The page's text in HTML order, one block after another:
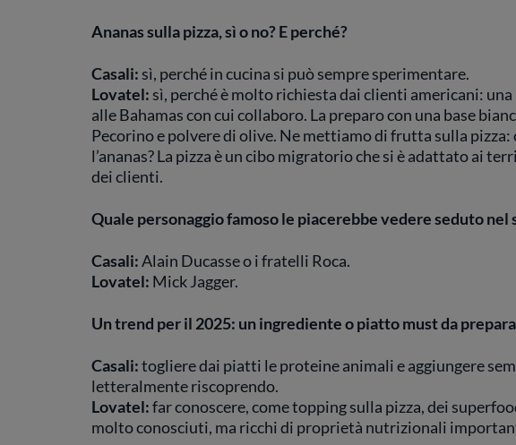
Ananas sulla pizza, sì o no? E perché?
Casali:sì, perché in cucina si può sempre sperimentare.
Lovatel:sì, perché è molto richiesta dai clienti americani:
alle Bahamas con cui collaboro. La preparo con una base
Pecorino e polvere di olive. Ne mettiamo di frutta sulla pizza:
l’ananas? La pizza è un cibo migratorio che si è adattato ai
dei clienti.
Quale personaggio famoso le piacerebbe vedere seduto nel
Casali:Alain Ducasse o i fratelli Roca.
Lovatel: Mick Jagger.
Un trend per il 2025: un ingrediente o piatto must da
Casali:togliere dai piatti le proteine animali e aggiungere
letteralmente riscoprendo.
Lovatel:far conoscere, come topping sulla pizza, dei
molto conosciuti, ma ricchi di proprietà nutrizionali